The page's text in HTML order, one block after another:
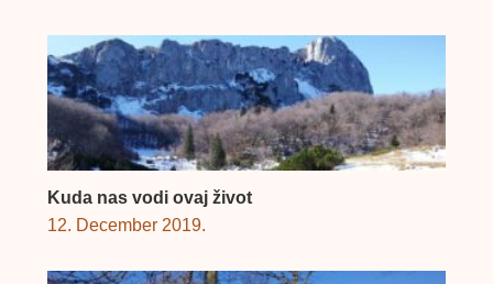
Kuda nas vodi ovaj život
12. December 2019.